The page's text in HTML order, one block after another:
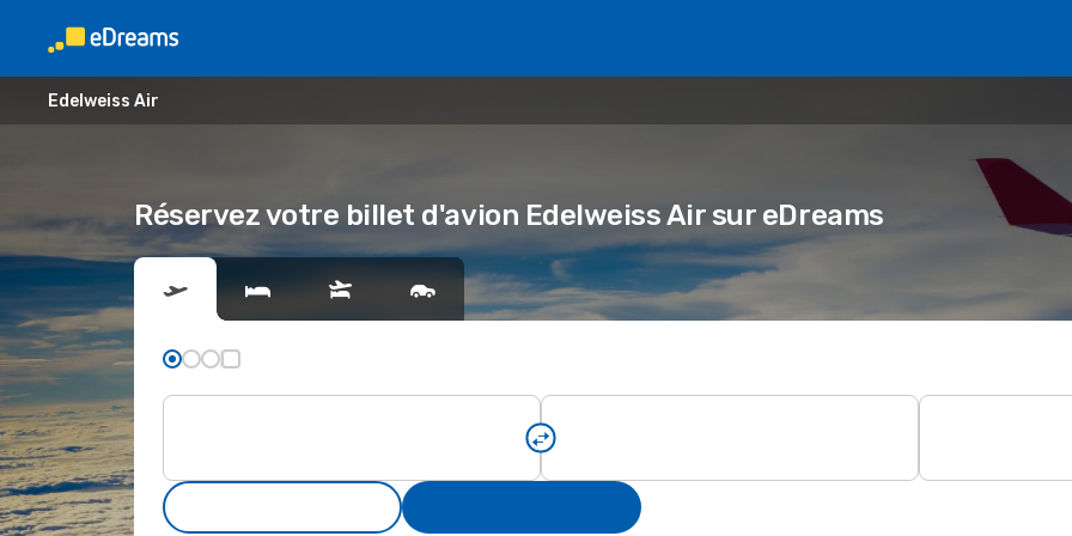
Edelweiss Air
Réservez votre billet d'avion Edelweiss Air sur eDreams